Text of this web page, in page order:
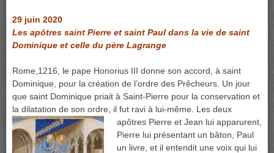
29 juin 2020
Les apôtres saint Pierre et saint Paul dans la vie de saint
Dominique et celle du père Lagrange
Rome,1216, le pape Honorius III donne son accord, à saint
Dominique, pour la création de l’ordre des Prêcheurs. Un jour
que saint Dominique priait à Saint-Pierre pour la conservation et
la dilatation de son ordre, il fut ravi à lui-même. Les deux
apôtres Pierre et Jean lui apparurent,
Pierre lui présentant un bâton, Paul
un livre, et il entendit une voix qui lui